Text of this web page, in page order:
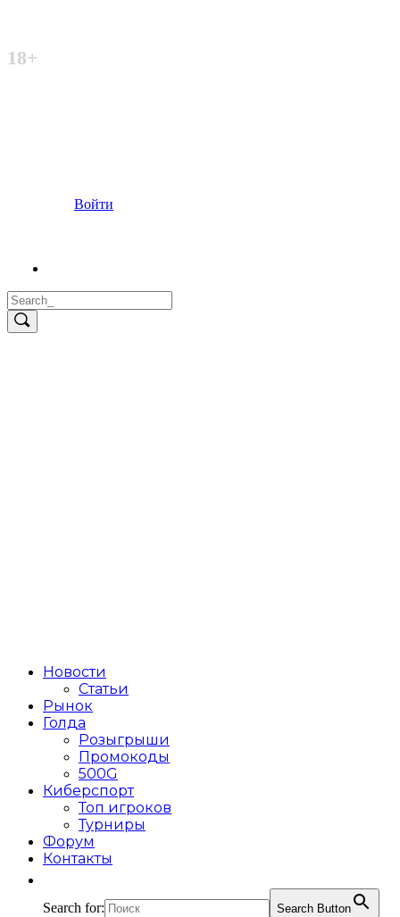
18+
Войти
Новости
Статьи
Рынок
Голда
Розыгрыши
Промокоды
500G
Киберспорт
Топ игроков
Турниры
Форум
Контакты
Search for: Search Button